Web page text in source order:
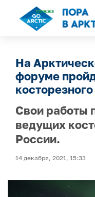
На
форуме
Свои работы
ведущих
России.
14 декабря, 2021, 15:33